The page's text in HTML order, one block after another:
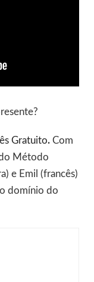
Gratuito.Com
Método
e Emil (francês)
domínio do